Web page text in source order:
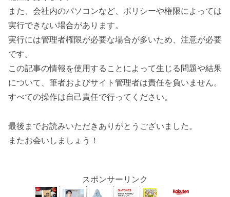
また、会社内のパソコンなど、ポリシーや権限によっては
実行できない場合があります。
実行には管理者権限が必要な場合が多いため、注意が必要
です。
この記事の情報を使用することによって生じる問題や結果
について、筆者およびサイト管理者は責任を負いません。
すべての操作は自己責任で行ってください。
最後までお読みいただきありがとうございました。
またお会いしましょう！
スポンサーリンク